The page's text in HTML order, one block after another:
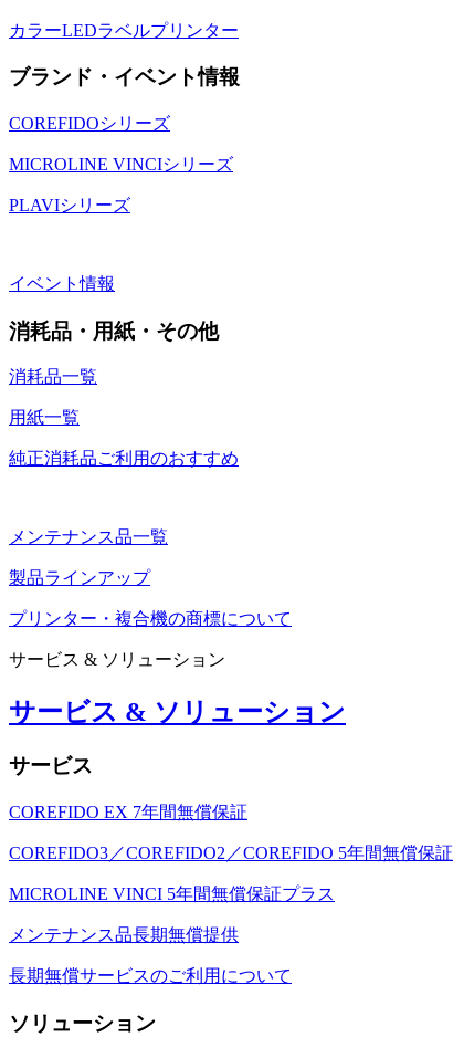
カラーLEDラベルプリンター
ブランド・イベント情報
COREFIDOシリーズ
MICROLINE VINCIシリーズ
PLAVIシリーズ
イベント情報
消耗品・用紙・その他
消耗品一覧
用紙一覧
純正消耗品ご利用のおすすめ
メンテナンス品一覧
製品ラインアップ
プリンター・複合機の商標について
サービス & ソリューション
サービス & ソリューション
サービス
COREFIDO EX 7年間無償保証
COREFIDO3／COREFIDO2／COREFIDO 5年間無償保証
MICROLINE VINCI 5年間無償保証プラス
メンテナンス品長期無償提供
長期無償サービスのご利用について
ソリューション